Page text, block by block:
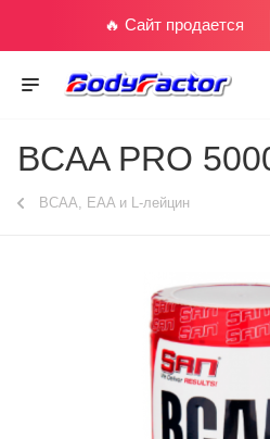
🔥 Сайт продается
BCAA PRO
BCAA, EAA и L-лейцин